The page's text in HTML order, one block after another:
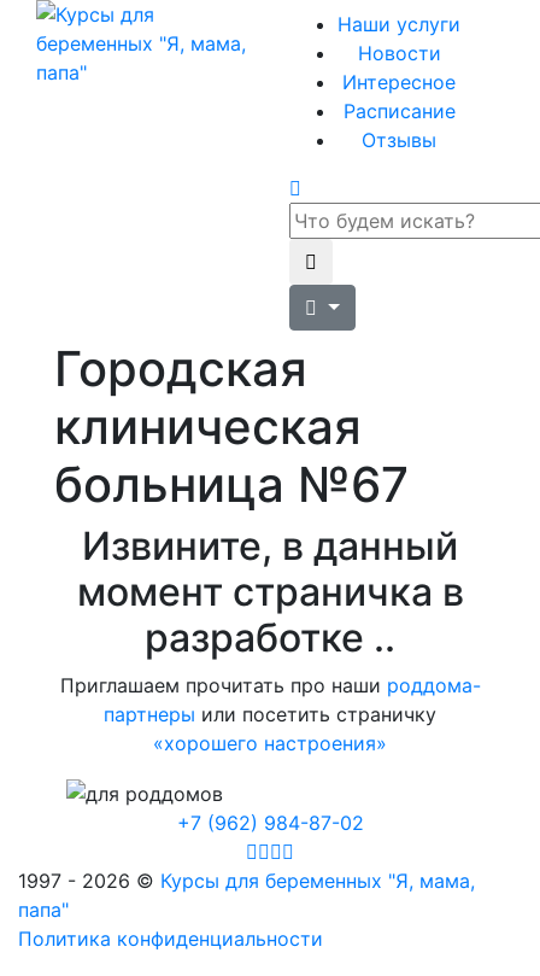
Наши услуги
Новости
Интересное
Расписание
Отзывы
Городская
клиническая
больница №67
Извините, в данный
момент страничка в
разработке ..
Приглашаем прочитать про наши роддома-
партнеры или посетить страничку
«хорошего настроения»
+7 (962) 984-87-02
1997 - 2026 © Курсы для беременных "Я, мама,
папа"
Политика конфиденциальности